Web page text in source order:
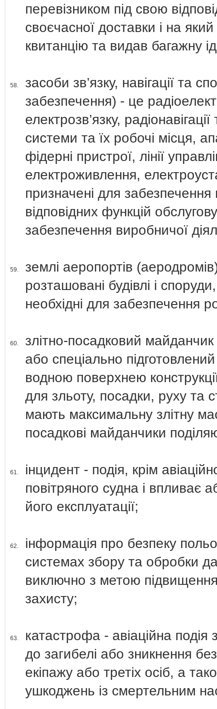
перевізником під свою
своєчасної доставки і на
квитанцію та видав багажну
58.
засоби зв’язку, навігації та
забезпечення) - це
електрозв’язку,
системи та їх робочі місця,
фідерні пристрої, лінії
електроживлення,
призначені для забезпечення
відповідних функцій
забезпечення виробничої
59.
землі аеропортів
розташовані будівлі і
необхідні для забезпечення
60.
злітно-посадковий
або спеціально
водною поверхнею
для зльоту, посадки, руху та
мають максимальну злітну
посадкові майданчики
61.
інцидент - подія, крім
повітряного судна і впливає
його експлуатації;
62.
інформація про безпеку
системах збору та обробки
виключно з метою підвищення
захисту;
63.
катастрофа - авіаційна
до загибелі або зникнення
екіпажу або третіх осіб, а
ушкоджень із смертельним